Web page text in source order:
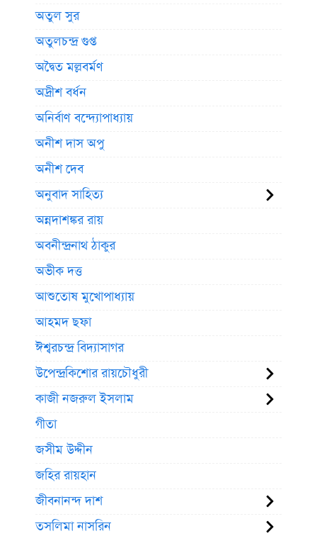
অতুল সুর
অতুলচন্দ্র গুপ্ত
অদ্বৈত মল্লবর্মণ
অদ্রীশ বর্ধন
অনির্বাণ বন্দ্যোপাধ্যায়
অনীশ দাস অপু
অনীশ দেব
অনুবাদ সাহিত্য
অন্নদাশঙ্কর রায়
অবনীন্দ্রনাথ ঠাকুর
অভীক দত্ত
আশুতোষ মুখোপাধ্যায়
আহমদ ছফা
ঈশ্বরচন্দ্র বিদ্যাসাগর
উপেন্দ্রকিশোর রায়চৌধুরী
কাজী নজরুল ইসলাম
গীতা
জসীম উদ্দীন
জহির রায়হান
জীবনানন্দ দাশ
তসলিমা নাসরিন